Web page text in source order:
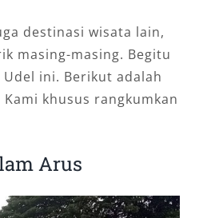
destinasi wisata lain,
masing-masing. Begitu
ini. Berikut adalah
khusus rangkumkan
Arus